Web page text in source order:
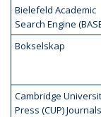
Bielefeld Academic
Search Engine
Bokselskap
Cambridge
Press (CUP)